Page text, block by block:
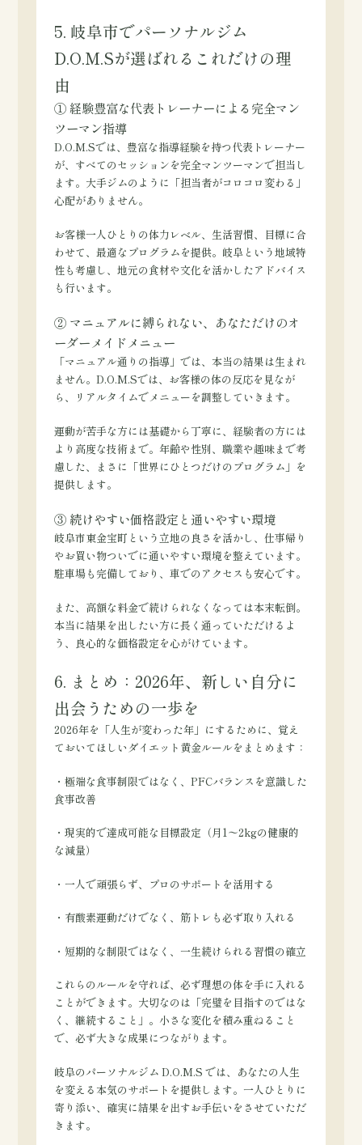
5. 岐阜市でパーソナルジム
D.O.M.Sが選ばれるこれだけの理
由
① 経験豊富な代表トレーナーによる完全マン
ツーマン指導
D.O.M.Sでは、豊富な指導経験を持つ代表トレーナー
が、すべてのセッションを完全マンツーマンで担当し
ます。大手ジムのように「担当者がコロコロ変わる」
心配がありません。
お客様一人ひとりの体力レベル、生活習慣、目標に合
わせて、最適なプログラムを提供。岐阜という地域特
性も考慮し、地元の食材や文化を活かしたアドバイス
も行います。
② マニュアルに縛られない、あなただけのオ
ーダーメイドメニュー
「マニュアル通りの指導」では、本当の結果は生まれ
ません。D.O.M.Sでは、お客様の体の反応を見なが
ら、リアルタイムでメニューを調整していきます。
運動が苦手な方には基礎から丁寧に、経験者の方には
より高度な技術まで。年齢や性別、職業や趣味まで考
慮した、まさに「世界にひとつだけのプログラム」を
提供します。
③ 続けやすい価格設定と通いやすい環境
岐阜市東金宝町という立地の良さを活かし、仕事帰り
やお買い物ついでに通いやすい環境を整えています。
駐車場も完備しており、車でのアクセスも安心です。
また、高額な料金で続けられなくなっては本末転倒。
本当に結果を出したい方に長く通っていただけるよ
う、良心的な価格設定を心がけています。
6. まとめ：2026年、新しい自分に
出会うための一歩を
2026年を「人生が変わった年」にするために、覚え
ておいてほしいダイエット黄金ルールをまとめます：
・極端な食事制限ではなく、PFCバランスを意識した
食事改善
・現実的で達成可能な目標設定（月1〜2kgの健康的
な減量）
・一人で頑張らず、プロのサポートを活用する
・有酸素運動だけでなく、筋トレも必ず取り入れる
・短期的な制限ではなく、一生続けられる習慣の確立
これらのルールを守れば、必ず理想の体を手に入れる
ことができます。大切なのは「完璧を目指すのではな
く、継続すること」。小さな変化を積み重ねること
で、必ず大きな成果につながります。
岐阜のパーソナルジム D.O.M.S では、あなたの人生
を変える本気のサポートを提供します。一人ひとりに
寄り添い、確実に結果を出すお手伝いをさせていただ
きます。